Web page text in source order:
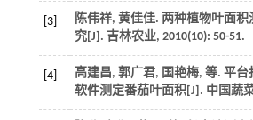
[3]
陈伟祥, 黄佳佳. 两种植物叶面
究[J]. 吉林农业, 2010(10): 50-51.
[4] 高建昌, 郭广君, 国艳梅, 等. 平台
软件测定番茄叶面积[J]. 中国蔬